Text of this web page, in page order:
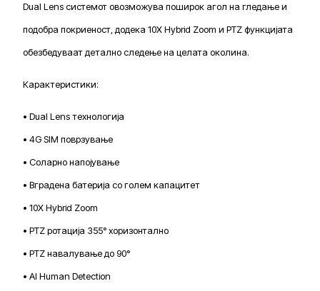
Dual Lens системот овозможува поширок агол на гледање и
подобра покриеност, додека 10X Hybrid Zoom и PTZ функцијата
обезбедуваат детално следење на целата околина.
Карактеристики:
• Dual Lens технологија
• 4G SIM поврзување
• Соларно напојување
• Вградена батерија со голем капацитет
• 10X Hybrid Zoom
• PTZ ротација 355° хоризонтално
• PTZ навалување до 90°
• AI Human Detection